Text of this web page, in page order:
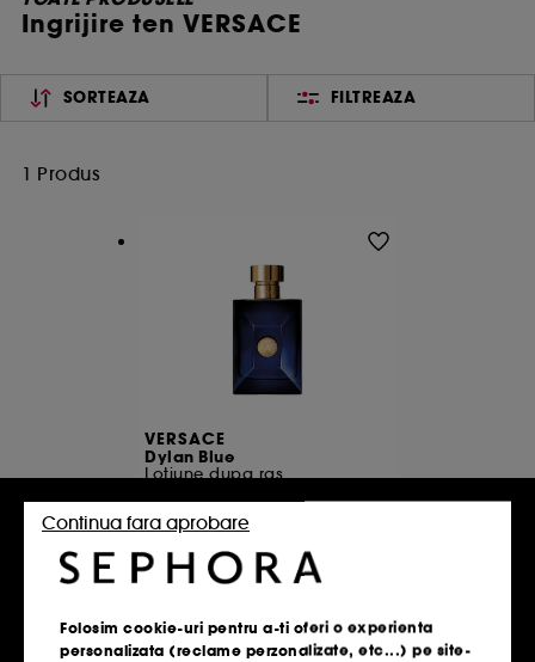
Ingrijire ten VERSACE
SORTEAZA FILTREAZA
1 Produs
VERSACE
Dylan Blue
Lotiune dupa ras
372,00 Lei /100ml
Adauga in cos
Folosim cookie-uri pentru a-ti oferi o experienta
personalizata (reclame perzonalizate, etc...) pe site-
Continua fara aprobare